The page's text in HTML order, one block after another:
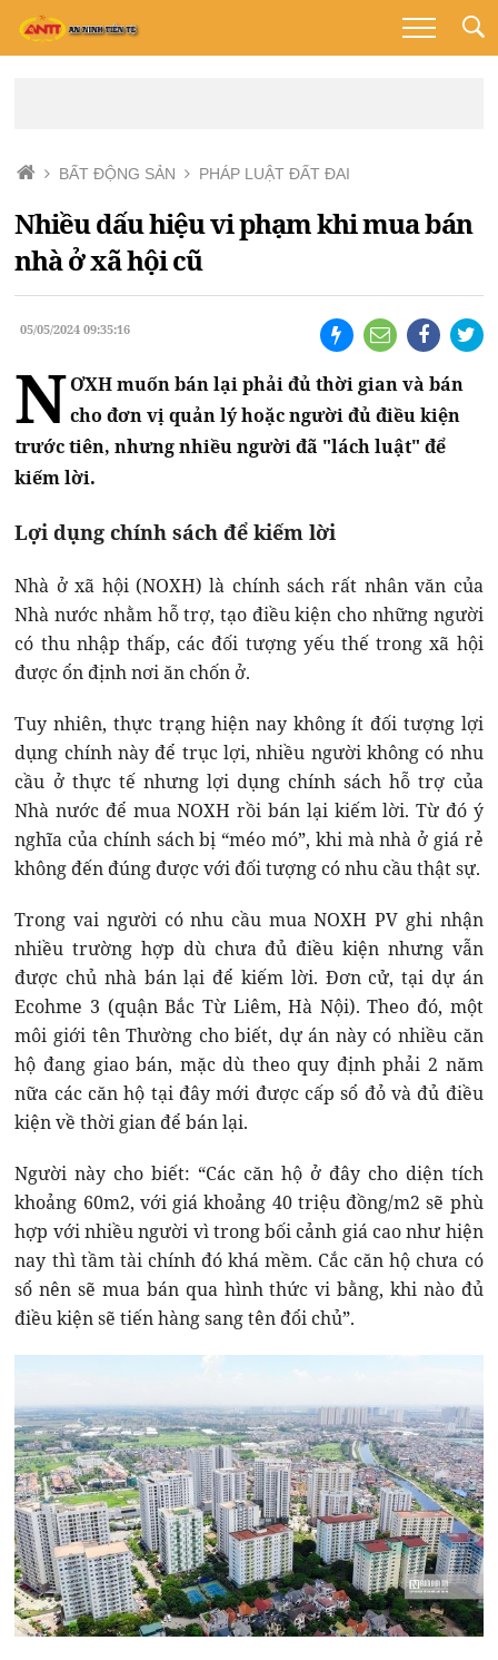
BẤT ĐỘNG SẢN PHÁP LUẬT ĐẤT ĐAI
Nhiều dấu hiệu vi phạm khi mua bán
nhà ở xã hội cũ
05/05/2024 09:35:16
NƠXH muốn bán lại phải đủ thời gian và bán
cho đơn vị quản lý hoặc người đủ điều kiện
trước tiên, nhưng nhiều người đã "lách luật" để
kiếm lời.
Lợi dụng chính sách để kiếm lời
Nhà ở xã hội (NOXH) là chính sách rất nhân văn của
Nhà nước nhằm hỗ trợ, tạo điều kiện cho những người
có thu nhập thấp, các đối tượng yếu thế trong xã hội
được ổn định nơi ăn chốn ở.
Tuy nhiên, thực trạng hiện nay không ít đối tượng lợi
dụng chính này để trục lợi, nhiều người không có nhu
cầu ở thực tế nhưng lợi dụng chính sách hỗ trợ của
Nhà nước để mua NOXH rồi bán lại kiếm lời. Từ đó ý
nghĩa của chính sách bị “méo mó”, khi mà nhà ở giá rẻ
không đến đúng được với đối tượng có nhu cầu thật sự.
Trong vai người có nhu cầu mua NOXH PV ghi nhận
nhiều trường hợp dù chưa đủ điều kiện nhưng vẫn
được chủ nhà bán lại để kiếm lời. Đơn cử, tại dự án
Ecohme 3 (quận Bắc Từ Liêm, Hà Nội). Theo đó, một
môi giới tên Thường cho biết, dự án này có nhiều căn
hộ đang giao bán, mặc dù theo quy định phải 2 năm
nữa các căn hộ tại đây mới được cấp sổ đỏ và đủ điều
kiện về thời gian để bán lại.
Người này cho biết: “Các căn hộ ở đây cho diện tích
khoảng 60m2, với giá khoảng 40 triệu đồng/m2 sẽ phù
hợp với nhiều người vì trong bối cảnh giá cao như hiện
nay thì tầm tài chính đó khá mềm. Cắc căn hộ chưa có
sổ nên sẽ mua bán qua hình thức vi bằng, khi nào đủ
điều kiện sẽ tiến hàng sang tên đổi chủ”.